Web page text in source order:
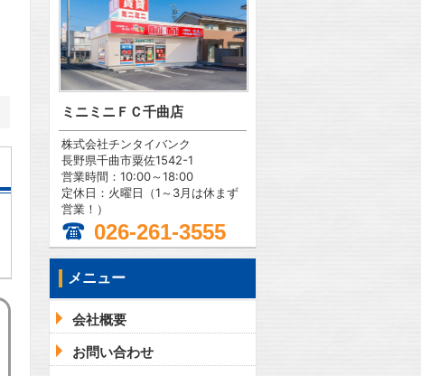
ミニミニＦＣ千曲店
株式会社チンタイバンク
長野県千曲市粟佐1542-1
営業時間：10:00～18:00
定休日：火曜日（1～3月は休まず
営業！）
026-261-3555
メニュー
会社概要
お問い合わせ